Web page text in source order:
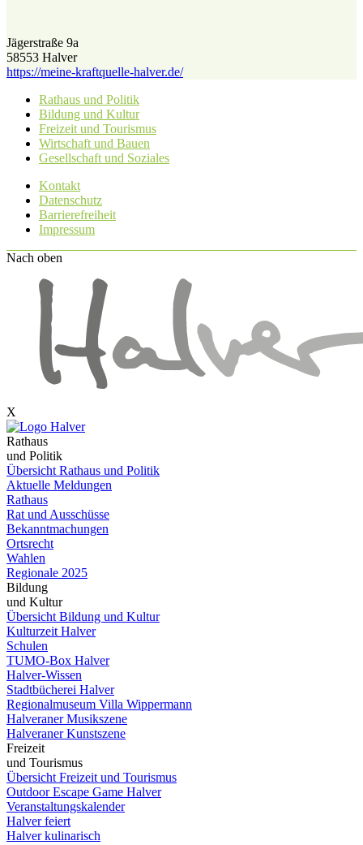
Jägerstraße 9a
58553 Halver
https://meine-kraftquelle-halver.de/
Rathaus und Politik
Bildung und Kultur
Freizeit und Tourismus
Wirtschaft und Bauen
Gesellschaft und Soziales
Kontakt
Datenschutz
Barrierefreiheit
Impressum
Nach oben
X
Rathaus
und Politik
Übersicht Rathaus und Politik
Aktuelle Meldungen
Rathaus
Rat und Ausschüsse
Bekanntmachungen
Ortsrecht
Wahlen
Regionale 2025
Bildung
und Kultur
Übersicht Bildung und Kultur
Kulturzeit Halver
Schulen
TUMO-Box Halver
Halver-Wissen
Stadtbücherei Halver
Regionalmuseum Villa Wippermann
Halveraner Musikszene
Halveraner Kunstszene
Freizeit
und Tourismus
Übersicht Freizeit und Tourismus
Outdoor Escape Game Halver
Veranstaltungskalender
Halver feiert
Halver kulinarisch